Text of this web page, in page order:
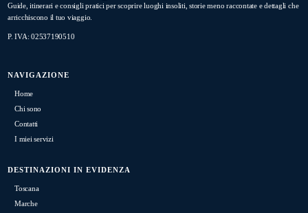
Guide, itinerari e consigli pratici per scoprire luoghi insoliti, storie meno raccontate e dettagli che
arricchiscono il tuo viaggio.
P. IVA: 02537190510
NAVIGAZIONE
Home
Chi sono
Contatti
I miei servizi
DESTINAZIONI IN EVIDENZA
Toscana
Marche